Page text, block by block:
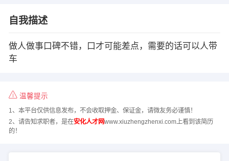
自我描述
做人做事口碑不错，口才可能差点，需要的话可以人带
车
温馨提示
1、本平台仅供信息发布，不会收取押金、保证金，请微友务必谨慎！
2、请告知求职者，是在安化人才网www.xiuzhengzhenxi.com上看到该简历
的！